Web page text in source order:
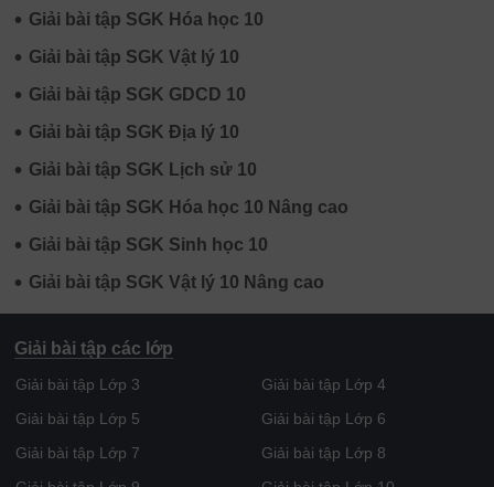
• Giải bài tập SGK Hóa học 10
• Giải bài tập SGK Vật lý 10
• Giải bài tập SGK GDCD 10
• Giải bài tập SGK Địa lý 10
• Giải bài tập SGK Lịch sử 10
• Giải bài tập SGK Hóa học 10 Nâng cao
• Giải bài tập SGK Sinh học 10
• Giải bài tập SGK Vật lý 10 Nâng cao
Giải bài tập các lớp
Giải bài tập Lớp 3
Giải bài tập Lớp 4
Giải bài tập Lớp 5
Giải bài tập Lớp 6
Giải bài tập Lớp 7
Giải bài tập Lớp 8